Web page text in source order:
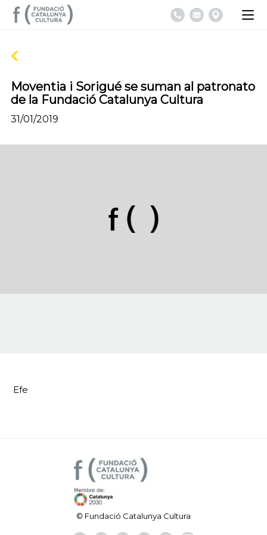
Moventia i Sorigué se suman al patronato
de la Fundació Catalunya Cultura
31/01/2019
Efe
© Fundació Catalunya Cultura